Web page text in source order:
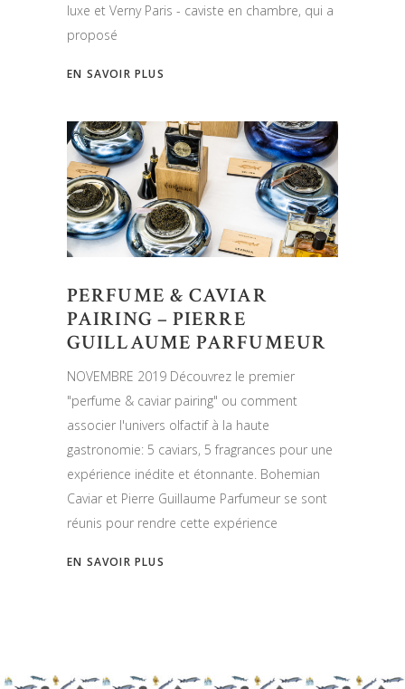
luxe et Verny Paris - caviste en chambre, qui a
proposé
EN SAVOIR PLUS
PERFUME & CAVIAR
PAIRING – PIERRE
GUILLAUME PARFUMEUR
NOVEMBRE 2019 Découvrez le premier
"perfume & caviar pairing" ou comment
associer l'univers olfactif à la haute
gastronomie: 5 caviars, 5 fragrances pour une
expérience inédite et étonnante. Bohemian
Caviar et Pierre Guillaume Parfumeur se sont
réunis pour rendre cette expérience
EN SAVOIR PLUS